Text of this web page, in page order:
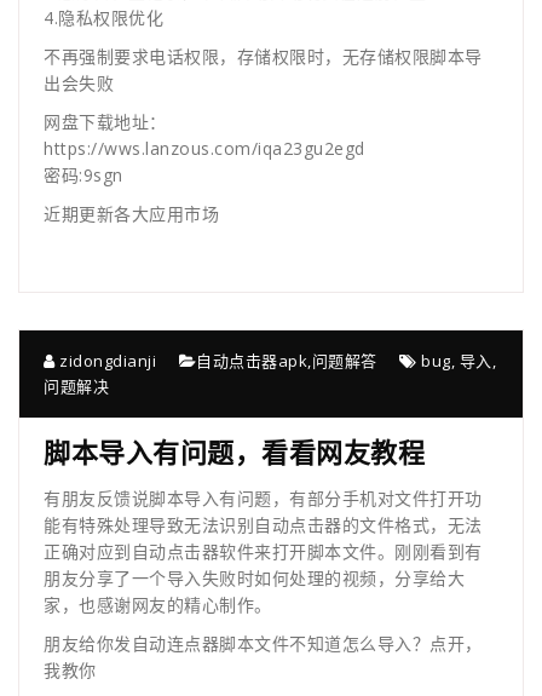
4.隐私权限优化
不再强制要求电话权限，存储权限时，无存储权限脚本导
出会失败
网盘下载地址：
https://wws.lanzous.com/iqa23gu2egd
密码:9sgn
近期更新各大应用市场
zidongdianji 自动点击器apk,问题解答 bug, 导入,
问题解决
脚本导入有问题，看看网友教程
有朋友反馈说脚本导入有问题，有部分手机对文件打开功
能有特殊处理导致无法识别自动点击器的文件格式，无法
正确对应到自动点击器软件来打开脚本文件。刚刚看到有
朋友分享了一个导入失败时如何处理的视频，分享给大
家，也感谢网友的精心制作。
朋友给你发自动连点器脚本文件不知道怎么导入？点开，
我教你